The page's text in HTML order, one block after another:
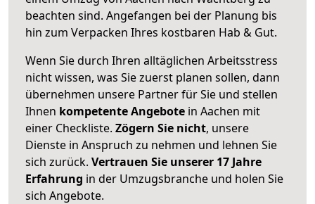
beachten sind. Angefangen bei der Planung bis
hin zum Verpacken Ihres kostbaren Hab & Gut.
Wenn Sie durch Ihren alltäglichen Arbeitsstress
nicht wissen, was Sie zuerst planen sollen, dann
übernehmen unsere Partner für Sie und stellen
Ihnen kompetente Angebote in Aachen mit
einer Checkliste. Zögern Sie nicht, unsere
Dienste in Anspruch zu nehmen und lehnen Sie
sich zurück. Vertrauen Sie unserer 17 Jahre
Erfahrung in der Umzugsbranche und holen Sie
sich Angebote.